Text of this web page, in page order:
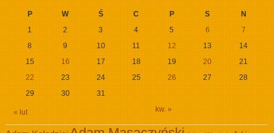
P W Ś C P S N
« lut kw. »
1 2 3 4 5 6
7
8
9 10 11 12 13
14
15
16 17 18 19 20
21
22
23 24 25 26 27
28
29
30 31